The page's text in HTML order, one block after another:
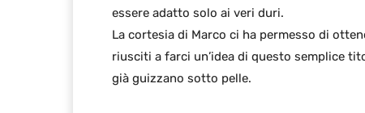
essere adatto solo ai veri duri.
La cortesia di Marco ci ha permesso di
riusciti a farci un’idea di questo semplice
già guizzano sotto pelle.